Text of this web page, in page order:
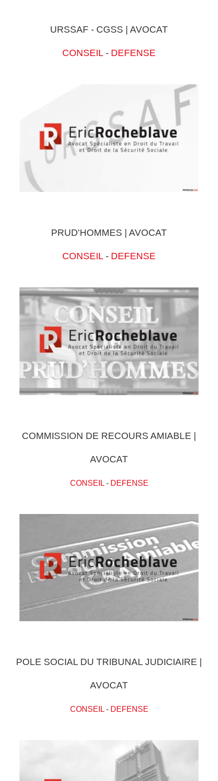
URSSAF - CGSS | AVOCAT
CONSEIL - DEFENSE
PRUD'HOMMES | AVOCAT
CONSEIL - DEFENSE
COMMISSION DE RECOURS AMIABLE |
AVOCAT
CONSEIL- DEFENSE
POLE SOCIAL DU TRIBUNAL JUDICIAIRE |
AVOCAT
CONSEIL- DEFENSE